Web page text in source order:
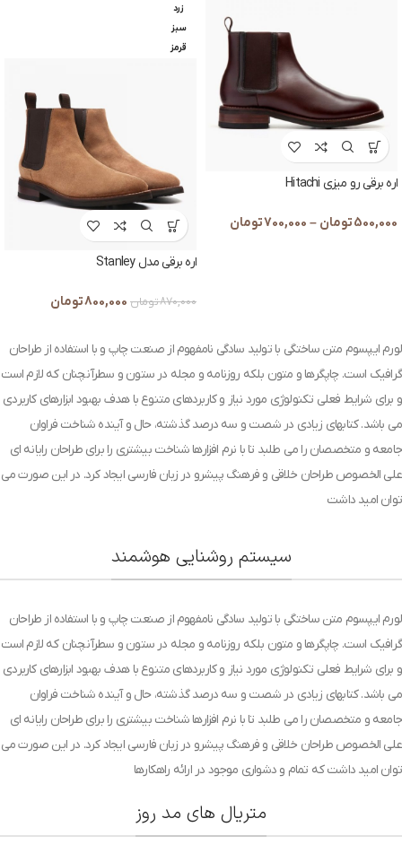
اره برقی رو میزی Hitachi
500,000تومان –
700,000تومان
زرد
سبز
قرمز
اره برقی مدل Stanley
870,000تومان 800,000تومان
لورم ایپسوم متن ساختگی با تولید سادگی نامفهوم از صنعت چاپ و با استفاده از طراحان
گرافیک است. چاپگرها و متون بلکه روزنامه و مجله در ستون و سطرآنچنان که لازم است
و برای شرایط فعلی تکنولوژی مورد نیاز و کاربردهای متنوع با هدف بهبود ابزارهای کاربردی
می باشد. کتابهای زیادی در شصت و سه درصد گذشته، حال و آینده شناخت فراوان
جامعه و متخصصان را می طلبد تا با نرم افزارها شناخت بیشتری را برای طراحان رایانه ای
علی الخصوص طراحان خلاقی و فرهنگ پیشرو در زبان فارسی ایجاد کرد. در این صورت می
توان امید داشت
سیستم روشنایی هوشمند
لورم ایپسوم متن ساختگی با تولید سادگی نامفهوم از صنعت چاپ و با استفاده از طراحان
گرافیک است. چاپگرها و متون بلکه روزنامه و مجله در ستون و سطرآنچنان که لازم است
و برای شرایط فعلی تکنولوژی مورد نیاز و کاربردهای متنوع با هدف بهبود ابزارهای کاربردی
می باشد. کتابهای زیادی در شصت و سه درصد گذشته، حال و آینده شناخت فراوان
جامعه و متخصصان را می طلبد تا با نرم افزارها شناخت بیشتری را برای طراحان رایانه ای
علی الخصوص طراحان خلاقی و فرهنگ پیشرو در زبان فارسی ایجاد کرد. در این صورت می
توان امید داشت که تمام و دشواری موجود در ارائه راهکارها
متریال های مد روز